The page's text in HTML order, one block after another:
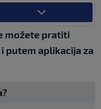
možete pratiti
putem aplikacija za